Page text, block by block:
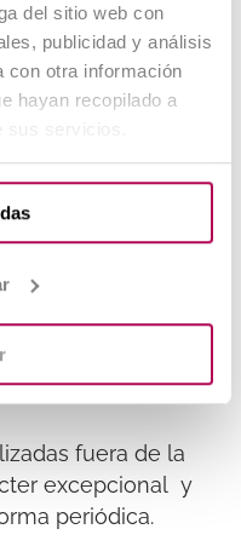
del sitio web con
publicidad y análisis
con otra información
hayan recopilado a
,
que pueda
ejerza.
en el desempeño
entrega y
o tareas
fuera de la
excepcional y
periódica.